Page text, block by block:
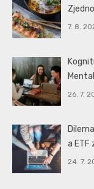
7. 8.
26. 7.
a ETF
24. 7.